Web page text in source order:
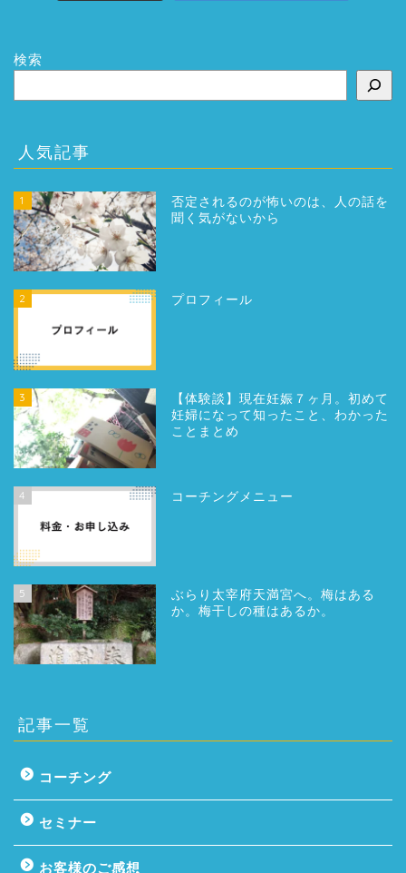
検索
人気記事
1
否定されるのが怖いのは、人の話を
聞く気がないから
2 プロフィール
3
【体験談】現在妊娠７ヶ月。初めて
妊婦になって知ったこと、わかった
ことまとめ
4 コーチングメニュー
5
ぶらり太宰府天満宮へ。梅はある
か。梅干しの種はあるか。
記事一覧
コーチング
セミナー
お客様のご感想